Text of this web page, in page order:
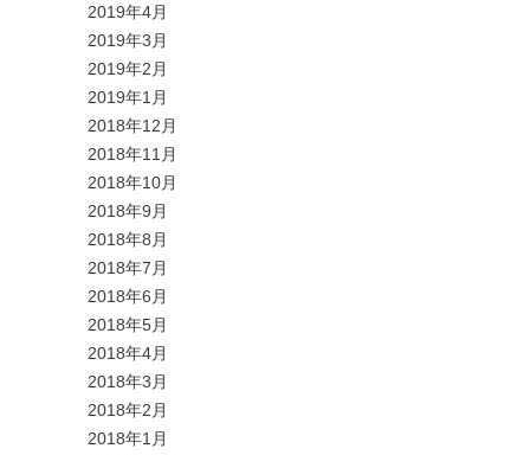
2019年4月
2019年3月
2019年2月
2019年1月
2018年12月
2018年11月
2018年10月
2018年9月
2018年8月
2018年7月
2018年6月
2018年5月
2018年4月
2018年3月
2018年2月
2018年1月